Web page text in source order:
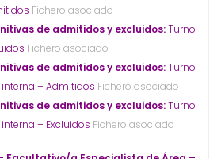
Fichero asociado
de admitidos y excluidos:Turno
Fichero asociado
de admitidos y excluidos:Turno
– Admitidos Fichero asociado
de admitidos y excluidos:Turno
– Excluidos Fichero asociado